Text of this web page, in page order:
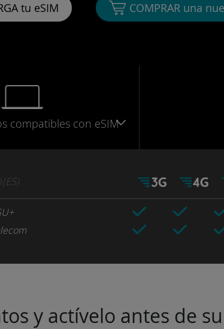
tu eSIM
COMPRAR una
compatibles con eSIM
(ES)
y actívelo antes de